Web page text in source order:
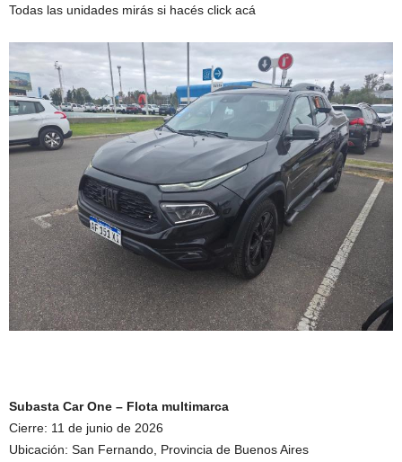
Todas las unidades mirás si hacés click acá
Subasta Car One – Flota multimarca
Cierre: 11 de junio de 2026
Ubicación: San Fernando, Provincia de Buenos Aires